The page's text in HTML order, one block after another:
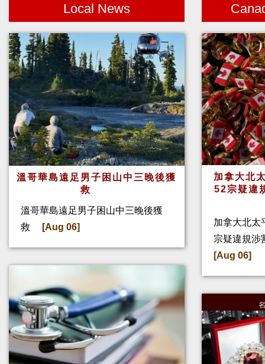
Local News
溫哥華島遠足男子困山中三晚後獲
救
溫哥華島遠足男子困山中三晚後獲
救
[Aug 06]
加拿大北
52宗疑違
加拿大北太
宗疑違規涉
[Aug 06]